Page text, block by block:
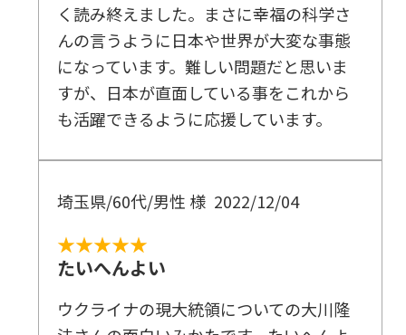
く読み終えました。まさに幸福の科学さ
んの言うように日本や世界が大変な事態
になっています。難しい問題だと思いま
すが、日本が直面している事をこれから
も活躍できるように応援しています。
埼玉県/60代/男性 様 2022/12/04
★★★★★
たいへんよい
ウクライナの現大統領についての大川隆